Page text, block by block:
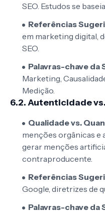
SEO. Estudos se
Referências
em marketing digital,
SEO.
Palavras-chave da
Marketing,
Medição.
6.2. Autenticidade
Qualidade vs.
menções orgânicas e
gerar menções
contraproducente.
Referências
Google, diretrizes de
Palavras-chave da